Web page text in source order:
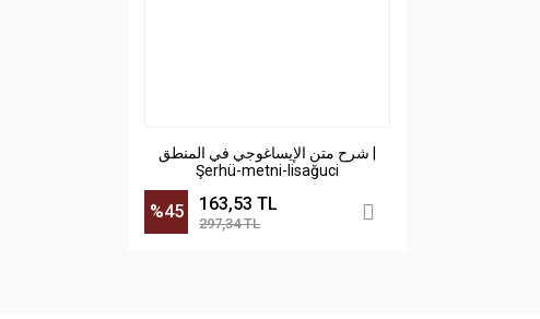
شرح متن الإيساغوجي في المنطق |
Şerhü-metni-lisağuci
%45 163,53 TL
297,34 TL